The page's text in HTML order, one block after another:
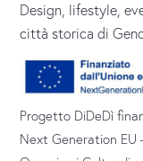
Design, lifestyle,
città storica di
Progetto DiDeDì
Next Generation EU